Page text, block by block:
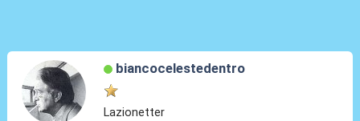
biancocelestedentro
Lazionetter